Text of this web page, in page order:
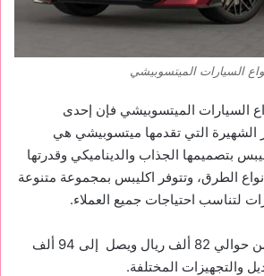
السيارات الميتسوبيشي
السيارات الميتسوبيشي فإن إحدى
الشهيرة التي تقدمها ميتسوبيشي هي
بتصميمها الجذاب والديناميكي وقدرتها
الطرق، وتتوفر اكليبس بمجموعة متنوعة
لتناسب احتياجات جميع العملاء.
تتراوح أسعار اكليبس من حوالي 82 ألف ريال ويصل إلى 94 ألف
والتجهيزات المختلفة.